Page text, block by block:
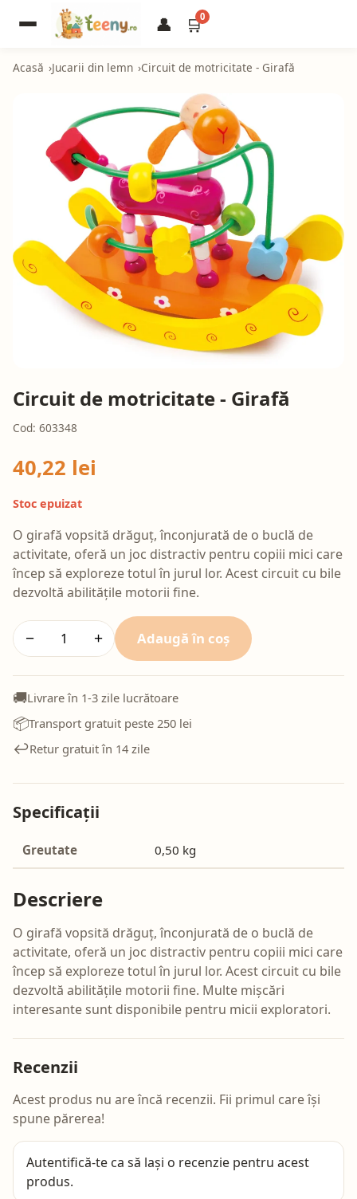
👤 🛒0
Acasă Jucarii din lemn Circuit de motricitate - Girafă
Circuit de motricitate - Girafă
Cod: 603348
40,22 lei
Stoc epuizat
O girafă vopsită drăguț, înconjurată de o buclă de
activitate, oferă un joc distractiv pentru copiii mici care
încep să exploreze totul în jurul lor. Acest circuit cu bile
dezvoltă abilitățile motorii fine.
− + Adaugă în coș
🚚Livrare în 1-3 zile lucrătoare
📦Transport gratuit peste 250 lei
↩️Retur gratuit în 14 zile
Specificații
Greutate 0,50 kg
Descriere
O girafă vopsită drăguț, înconjurată de o buclă de
activitate, oferă un joc distractiv pentru copiii mici care
încep să exploreze totul în jurul lor. Acest circuit cu bile
dezvoltă abilitățile motorii fine. Multe mișcări
interesante sunt disponibile pentru micii exploratori.
Recenzii
Acest produs nu are încă recenzii. Fii primul care își
spune părerea!
Autentifică-te ca să lași o recenzie pentru acest
produs.